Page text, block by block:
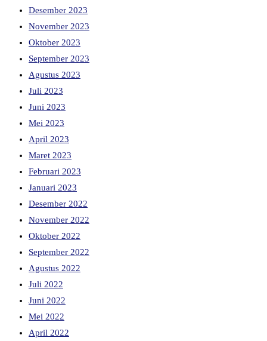
Desember 2023
November 2023
Oktober 2023
September 2023
Agustus 2023
Juli 2023
Juni 2023
Mei 2023
April 2023
Maret 2023
Februari 2023
Januari 2023
Desember 2022
November 2022
Oktober 2022
September 2022
Agustus 2022
Juli 2022
Juni 2022
Mei 2022
April 2022